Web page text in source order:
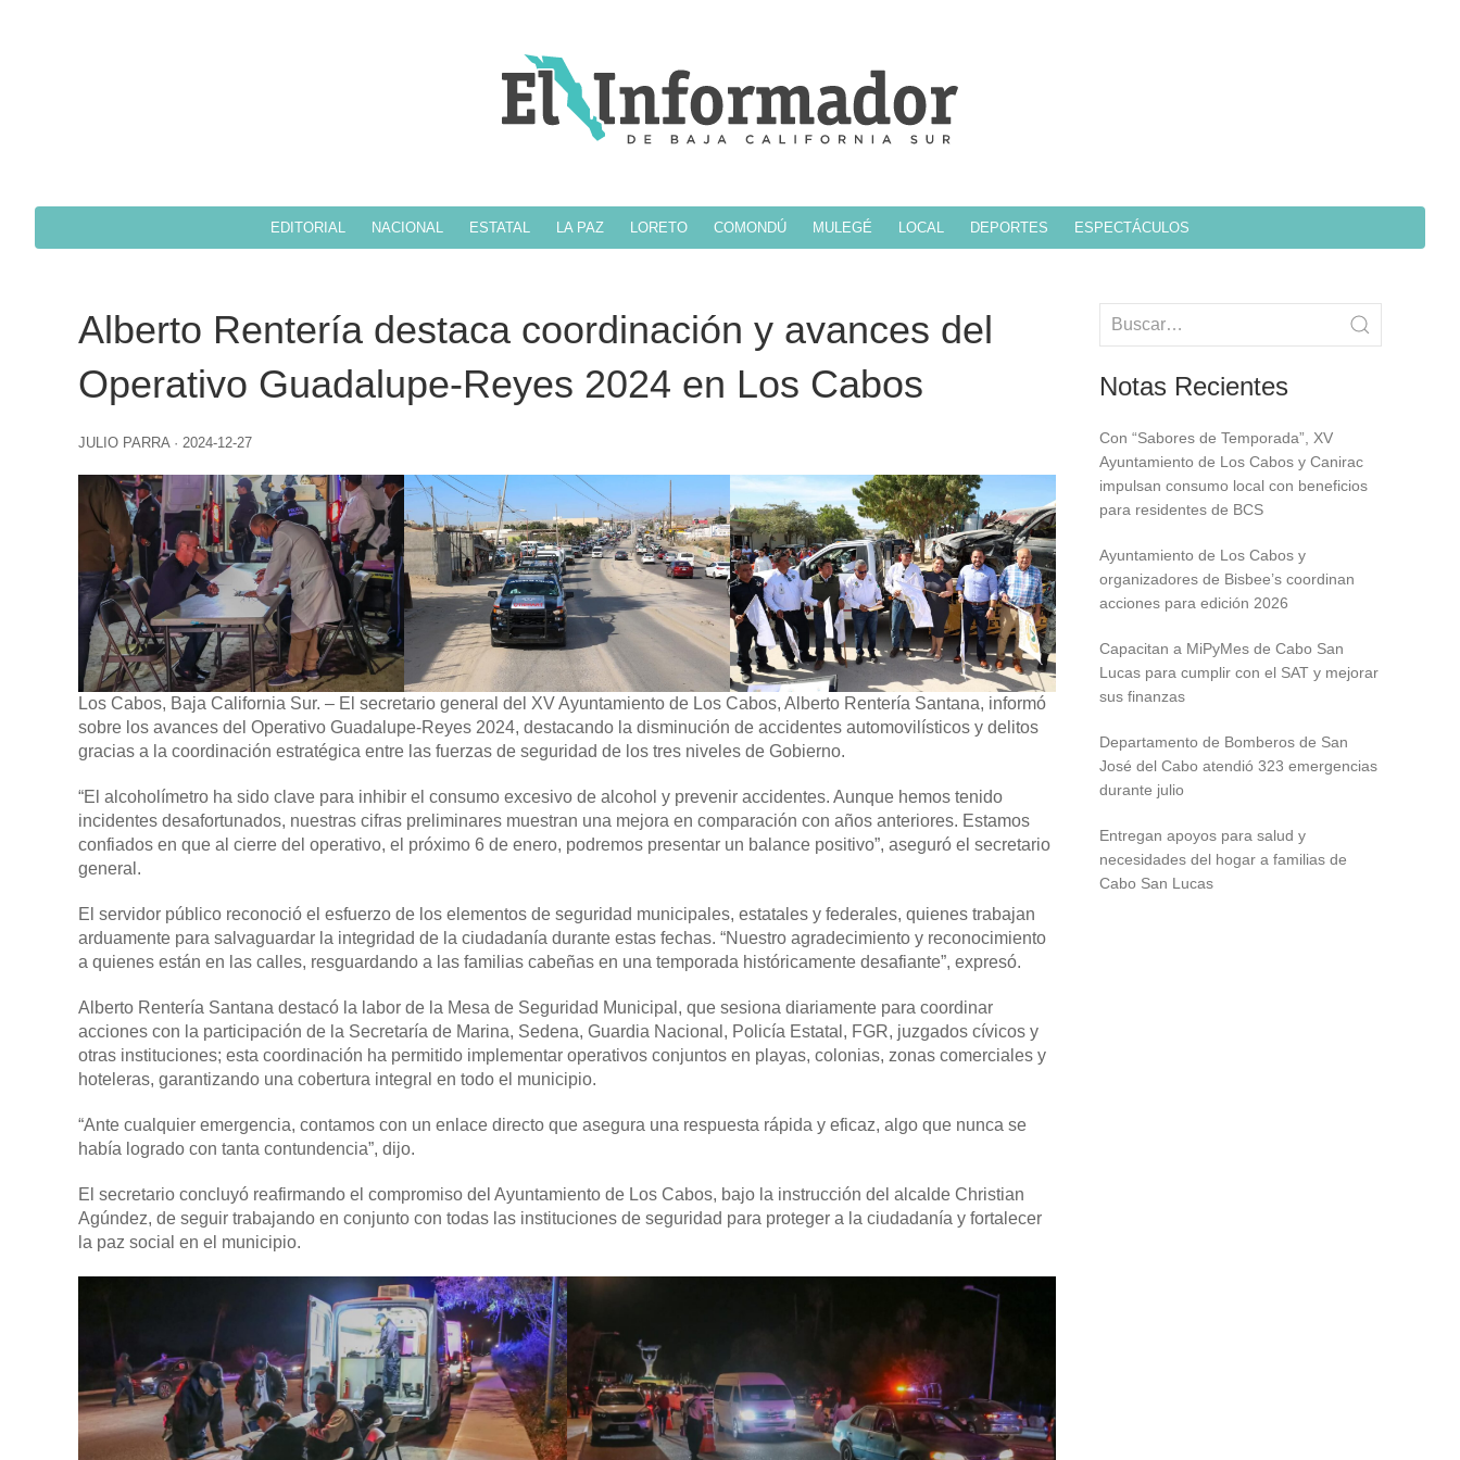
EDITORIAL NACIONAL ESTATAL LA PAZ LORETO COMONDÚ MULEGÉ LOCAL DEPORTES ESPECTÁCULOS
Alberto Rentería destaca coordinación y avances del
Operativo Guadalupe-Reyes 2024 en Los Cabos
JULIO PARRA · 2024-12-27
Los Cabos, Baja California Sur. – El secretario general del XV Ayuntamiento de Los Cabos, Alberto Rentería Santana, informó
sobre los avances del Operativo Guadalupe-Reyes 2024, destacando la disminución de accidentes automovilísticos y delitos
gracias a la coordinación estratégica entre las fuerzas de seguridad de los tres niveles de Gobierno.
“El alcoholímetro ha sido clave para inhibir el consumo excesivo de alcohol y prevenir accidentes. Aunque hemos tenido
incidentes desafortunados, nuestras cifras preliminares muestran una mejora en comparación con años anteriores. Estamos
confiados en que al cierre del operativo, el próximo 6 de enero, podremos presentar un balance positivo”, aseguró el secretario
general.
El servidor público reconoció el esfuerzo de los elementos de seguridad municipales, estatales y federales, quienes trabajan
arduamente para salvaguardar la integridad de la ciudadanía durante estas fechas. “Nuestro agradecimiento y reconocimiento
a quienes están en las calles, resguardando a las familias cabeñas en una temporada históricamente desafiante”, expresó.
Alberto Rentería Santana destacó la labor de la Mesa de Seguridad Municipal, que sesiona diariamente para coordinar
acciones con la participación de la Secretaría de Marina, Sedena, Guardia Nacional, Policía Estatal, FGR, juzgados cívicos y
otras instituciones; esta coordinación ha permitido implementar operativos conjuntos en playas, colonias, zonas comerciales y
hoteleras, garantizando una cobertura integral en todo el municipio.
“Ante cualquier emergencia, contamos con un enlace directo que asegura una respuesta rápida y eficaz, algo que nunca se
había logrado con tanta contundencia”, dijo.
El secretario concluyó reafirmando el compromiso del Ayuntamiento de Los Cabos, bajo la instrucción del alcalde Christian
Agúndez, de seguir trabajando en conjunto con todas las instituciones de seguridad para proteger a la ciudadanía y fortalecer
la paz social en el municipio.
Notas Recientes
Con “Sabores de Temporada”, XV
Ayuntamiento de Los Cabos y Canirac
impulsan consumo local con beneficios
para residentes de BCS
Ayuntamiento de Los Cabos y
organizadores de Bisbee’s coordinan
acciones para edición 2026
Capacitan a MiPyMes de Cabo San
Lucas para cumplir con el SAT y mejorar
sus finanzas
Departamento de Bomberos de San
José del Cabo atendió 323 emergencias
durante julio
Entregan apoyos para salud y
necesidades del hogar a familias de
Cabo San Lucas